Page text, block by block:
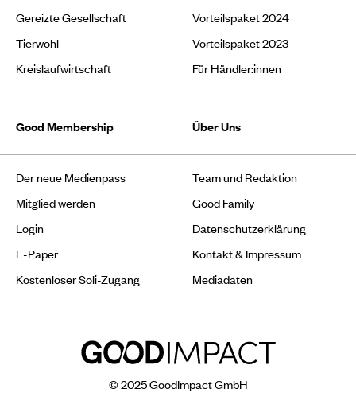
Gereizte Gesellschaft
Tierwohl
Kreislaufwirtschaft
Vorteilspaket 2024
Vorteilspaket 2023
Für Händler:innen
Good Membership
Der neue Medienpass
Mitglied werden
Login
E-Paper
Kostenloser Soli-Zugang
Über Uns
Team und Redaktion
Good Family
Datenschutzerklärung
Kontakt & Impressum
Mediadaten
© 2025 GoodImpact GmbH